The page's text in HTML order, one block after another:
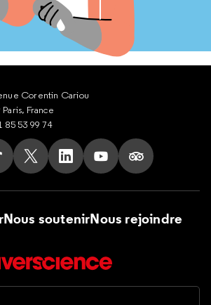
Corentin Cariou
France
85 53 99 74
Instagram
sur Facebook
nous sur Tik Tok
Suivez nous sur X
Suivez nous sur LinkedIn
Suivez nous sur
Suivez nous
Nous soutenirNous rejoindre